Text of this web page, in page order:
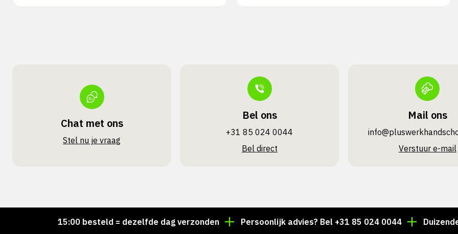
Chat met ons
Stel nu je vraag
Bel ons
+31 85 024 0044
Bel direct
Mail ons
Verstuur e-mail
Voor 15:00 besteld = dezelfde dag verzonden Persoonlijk advies? Bel +31 85 024 0044 Duizenden